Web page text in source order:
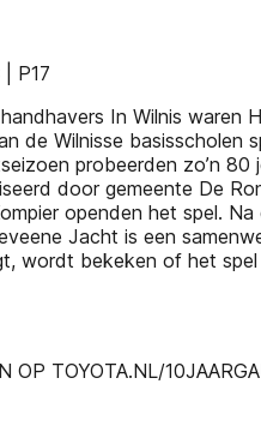
P17
In Wilnis
de Wilnisse
probeerden zo’n
door gemeente De
openden het spel.
Jacht is een
wordt bekeken of het
OP TOYOTA.NL/